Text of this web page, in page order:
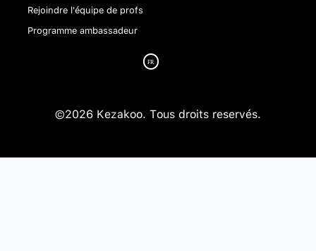
Rejoindre l'équipe de profs
Programme ambassadeur
©2026 Kezakoo. Tous droits reservés.